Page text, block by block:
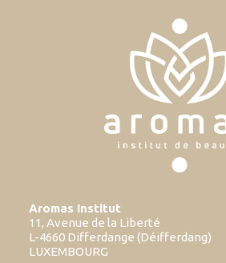
Aromas Institut
11, Avenue de la Liberté
L-4660 Differdange (Déifferdang)
LUXEMBOURG